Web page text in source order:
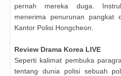
pernah mereka duga.
menerima penurunan
Kantor Polisi Hongcheon.
Review Drama Korea LIVE
Seperti kalimat pembuka
tentang dunia polisi sebuah